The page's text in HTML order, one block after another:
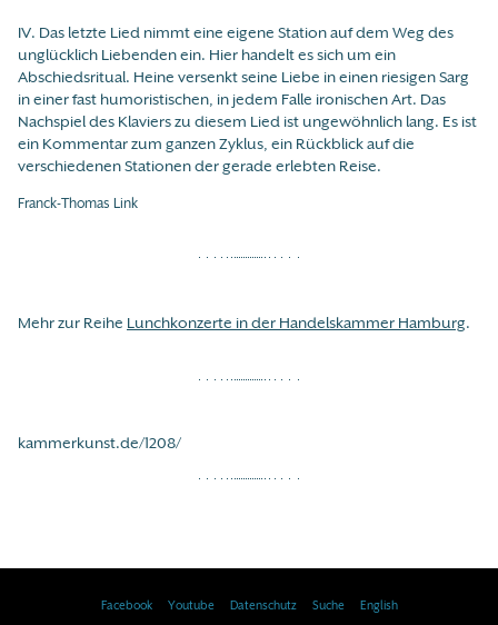
IV. Das letzte Lied nimmt eine eigene Station auf dem Weg des
unglücklich Liebenden ein. Hier handelt es sich um ein
Abschiedsritual. Heine versenkt seine Liebe in einen riesigen Sarg
in einer fast humoristischen, in jedem Falle ironischen Art. Das
Nachspiel des Klaviers zu diesem Lied ist ungewöhnlich lang. Es ist
ein Kommentar zum ganzen Zyklus, ein Rückblick auf die
verschiedenen Stationen der gerade erlebten Reise.
Franck-Thomas Link
Mehr zur Reihe Lunchkonzerte in der Handelskammer Hamburg.
kammerkunst.de/1208/
Facebook Youtube Datenschutz Suche English